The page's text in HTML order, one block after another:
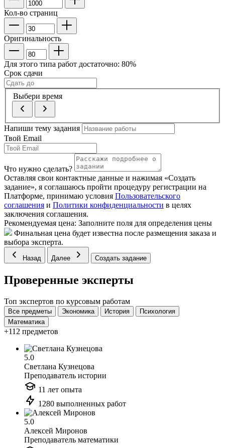
Кол-во страниц
Оригинальность
Для этого типа работ достаточно: 80%
Срок сдачи
Выбери время
Напиши тему задания
Твой Email
Что нужно сделать?
Оставляя свои контактные данные и нажимая «Создать
задание», я соглашаюсь пройти процедуру регистрации на
Платформе, принимаю условия Пользовательского
соглашения и Политики конфиденциальности в целях
заключения соглашения.
Рекомендуемая цена: Заполните поля для определения цены
Финальная цена будет известна после размещения заказа и
выбора эксперта.
Назад Далее Создать задание
Проверенные эксперты
Топ экспертов по курсовым работам
Все предметы Экономика История
Психология
Математика
+112 предметов
5.0
Светлана Кузнецова
Преподаватель истории
11 лет опыта
1280 выполненных работ
5.0
Алексей Миронов
Преподаватель математики